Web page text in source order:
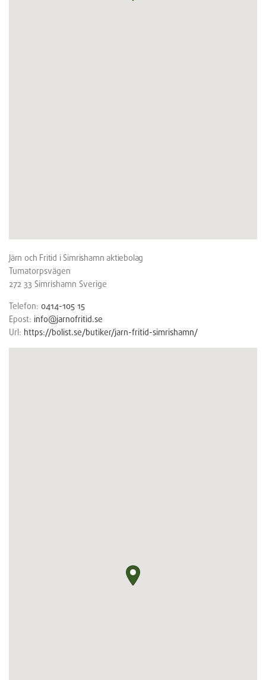
Järn och Fritid i Simrishamn aktiebolag
Tumatorpsvägen
272 33 Simrishamn Sverige
Telefon: 0414-105 15
Epost: info@jarnofritid.se
Url: https://bolist.se/butiker/jarn-fritid-simrishamn/